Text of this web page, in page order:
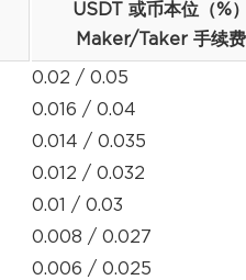
USDT 或币本位（%）
Maker/Taker 手续费
0.02 / 0.05
0.016 / 0.04
0.014 / 0.035
0.012 / 0.032
0.01 / 0.03
0.008 / 0.027
0.006 / 0.025